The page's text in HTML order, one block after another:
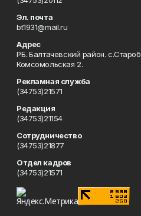
Эл. почта
bt1931@mail.ru
Адрес
РБ. Балтачевский район.
Комсомольская 2.
Рекламная служба
(34753)21571
Редакция
(34753)21154
Сотрудничество
(34753)21877
Отдел кадров
(34753)21571